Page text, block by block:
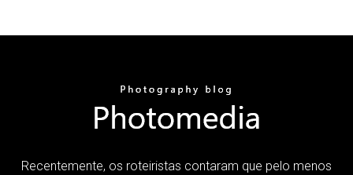
Recentemente, os roteiristas contaram que pelo menos